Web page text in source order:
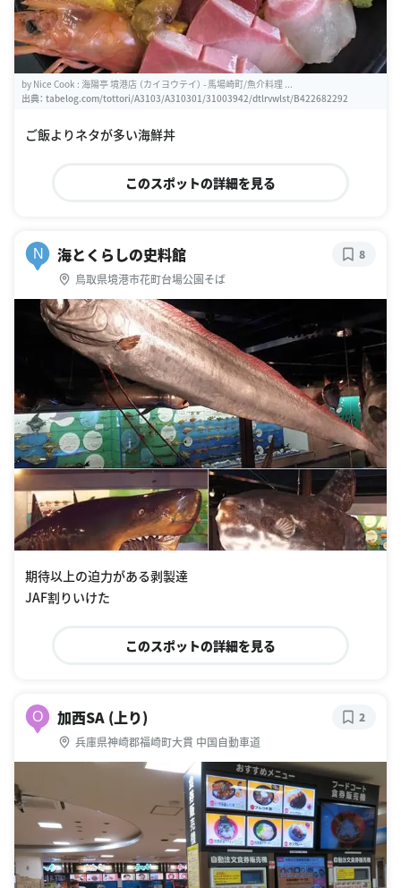
by Nice Cook : 海陽亭 境港店 （カイヨウテイ） - 馬場崎町/魚介料理 ...
出典： tabelog.com/tottori/A3103/A310301/31003942/dtlrvwlst/B422682292
ご飯よりネタが多い海鮮丼
このスポットの詳細を見る
N 海とくらしの史料館
鳥取県境港市花町台場公園そば
8
期待以上の迫力がある剥製達
JAF割りいけた
このスポットの詳細を見る
O 加西SA (上り)
兵庫県神崎郡福崎町大貫 中国自動車道
2